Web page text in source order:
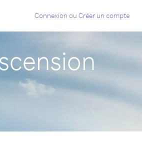
Connexion ou Créer un compte